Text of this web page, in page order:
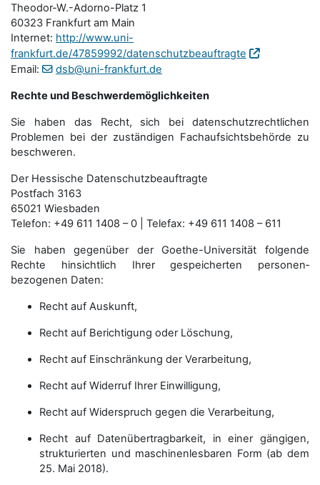
Theodor-W.-Adorno-Platz 1
60323 Frankfurt am Main
Internet: http://www.uni-
frankfurt.de/47859992/datenschutzbeauftragte
Email:
dsb@uni-frankfurt.de
Rechte und Beschwerdemöglichkeiten
Sie haben das Recht, sich bei datenschutzrechtlichen
Problemen bei der zuständigen Fachauf­sichts­behörde zu
beschweren.
Der Hessische Datenschutzbeauftragte
Postfach 3163
65021 Wiesbaden
Telefon: +49 611 1408 – 0 | Telefax: +49 611 1408 – 611
Sie haben gegenüber der Goethe-Universität folgende
Rechte hinsichtlich Ihrer gespeicherten personen­
bezogenen Daten:
Recht auf Auskunft,
Recht auf Berichtigung oder Löschung,
Recht auf Einschränkung der Verarbeitung,
Recht auf Widerruf Ihrer Einwilligung,
Recht auf Widerspruch gegen die Verarbeitung,
Recht auf Datenübertragbarkeit, in einer gängigen,
strukturierten und maschinenlesbaren Form (ab dem
25. Mai 2018).